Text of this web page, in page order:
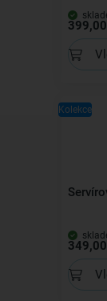
Kolekce